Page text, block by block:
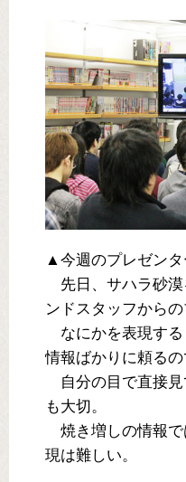
▲今週のプレゼンタ
先日、サハラ砂漠
ンドスタッフからの
なにかを表現する
情報ばかりに頼るの
自分の目で直接見
も大切。
焼き増しの情報で
現は難しい。